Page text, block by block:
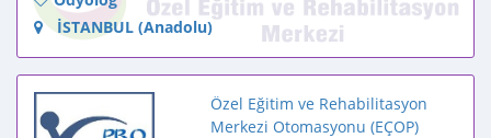
İSTANBUL (Anadolu)
Özel Eğitim ve Rehabilitasyon
Merkezi Otomasyonu (EÇOP)